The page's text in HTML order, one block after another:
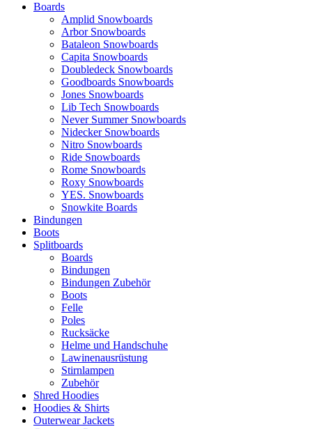
Boards
Amplid Snowboards
Arbor Snowboards
Bataleon Snowboards
Capita Snowboards
Doubledeck Snowboards
Goodboards Snowboards
Jones Snowboards
Lib Tech Snowboards
Never Summer Snowboards
Nidecker Snowboards
Nitro Snowboards
Ride Snowboards
Rome Snowboards
Roxy Snowboards
YES. Snowboards
Snowkite Boards
Bindungen
Boots
Splitboards
Boards
Bindungen
Bindungen Zubehör
Boots
Felle
Poles
Rucksäcke
Helme und Handschuhe
Lawinenausrüstung
Stirnlampen
Zubehör
Shred Hoodies
Hoodies & Shirts
Outerwear Jackets